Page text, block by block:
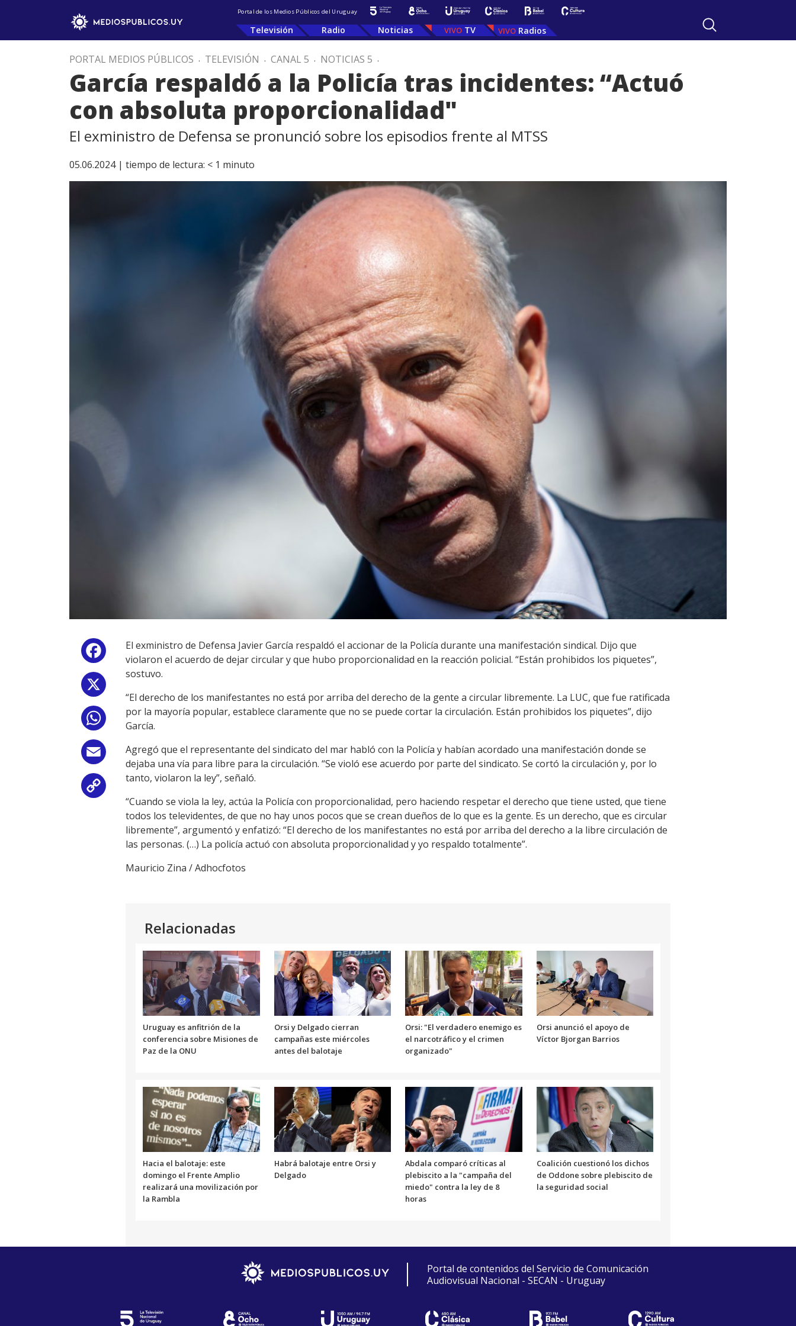
Portal de los Medios Públicos del Uruguay
Televisión Radio Noticias TV Radios
PORTAL MEDIOS PÚBLICOS . TELEVISIÓN . CANAL 5 . NOTICIAS 5 .
García respaldó a la Policía tras incidentes: “Actuó
con absoluta proporcionalidad"
El exministro de Defensa se pronunció sobre los episodios frente al MTSS
05.06.2024 | tiempo de lectura: < 1 minuto
Facebook
WhatsApp
Email
Link
El exministro de Defensa Javier García respaldó el accionar de la Policía durante una manifestación sindical. Dijo que
violaron el acuerdo de dejar circular y que hubo proporcionalidad en la reacción policial. “Están prohibidos los piquetes”,
sostuvo.
“El derecho de los manifestantes no está por arriba del derecho de la gente a circular libremente. La LUC, que fue ratificada
por la mayoría popular, establece claramente que no se puede cortar la circulación. Están prohibidos los piquetes”, dijo
García.
Agregó que el representante del sindicato del mar habló con la Policía y habían acordado una manifestación donde se
dejaba una vía para libre para la circulación. “Se violó ese acuerdo por parte del sindicato. Se cortó la circulación y, por lo
tanto, violaron la ley”, señaló.
“Cuando se viola la ley, actúa la Policía con proporcionalidad, pero haciendo respetar el derecho que tiene usted, que tiene
todos los televidentes, de que no hay unos pocos que se crean dueños de lo que es la gente. Es un derecho, que es circular
libremente”, argumentó y enfatizó: “El derecho de los manifestantes no está por arriba del derecho a la libre circulación de
las personas. (…) La policía actuó con absoluta proporcionalidad y yo respaldo totalmente”.
Mauricio Zina / Adhocfotos
Relacionadas
Uruguay es anfitrión de la
conferencia sobre Misiones de
Paz de la ONU
Orsi y Delgado cierran
campañas este miércoles
antes del balotaje
Orsi: "El verdadero enemigo es
el narcotráfico y el crimen
organizado"
Orsi anunció el apoyo de
Víctor Bjorgan Barrios
Hacia el balotaje: este
domingo el Frente Amplio
realizará una movilización por
la Rambla
Habrá balotaje entre Orsi y
Delgado
Abdala comparó críticas al
plebiscito a la "campaña del
miedo" contra la ley de 8
horas
Coalición cuestionó los dichos
de Oddone sobre plebiscito de
la seguridad social
Portal de contenidos del Servicio de Comunicación
Audiovisual Nacional - SECAN - Uruguay